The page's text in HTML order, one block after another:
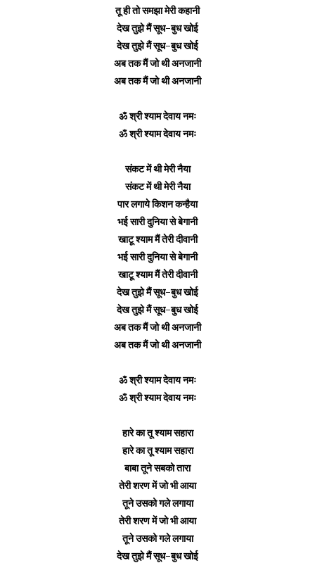
तू ही तो समझा मेरी कहानी
देख तुझे मैं सूध-बुध खोई
देख तुझे मैं सूध-बुध खोई
अब तक मैं जो थी अनजानी
अब तक मैं जो थी अनजानी
ॐ श्री श्याम देवाय नमः
ॐ श्री श्याम देवाय नमः
संकट में थी मेरी नैया
संकट में थी मेरी नैया
पार लगाये किशन कन्हैया
भई सारी दुनिया से बेगानी
खाटू श्याम मैं तेरी दीवानी
भई सारी दुनिया से बेगानी
खाटू श्याम मैं तेरी दीवानी
देख तुझे मैं सूध-बुध खोई
देख तुझे मैं सूध-बुध खोई
अब तक मैं जो थी अनजानी
अब तक मैं जो थी अनजानी
ॐ श्री श्याम देवाय नमः
ॐ श्री श्याम देवाय नमः
हारे का तू श्याम सहारा
हारे का तू श्याम सहारा
बाबा तूने सबको तारा
तेरी शरण में जो भी आया
तूने उसको गले लगाया
तेरी शरण में जो भी आया
तूने उसको गले लगाया
देख तुझे मैं सूध-बुध खोई